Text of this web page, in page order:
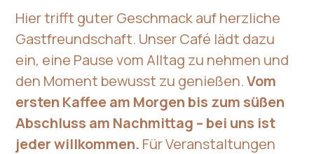
Hier trifft guter Geschmack auf herzliche
Gastfreundschaft. Unser Café lädt dazu
ein, eine Pause vom Alltag zu nehmen und
den Moment bewusst zu genießen.Vom
ersten Kaffee am Morgen bis zum süßen
Abschluss am Nachmittag – bei uns ist
jeder willkommen. Für Veranstaltungen